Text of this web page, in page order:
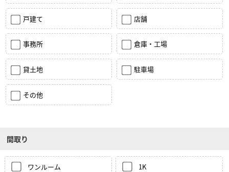
戸建て 店舗
事務所 倉庫・工場
貸土地 駐車場
その他
間取り
ワンルーム 1K